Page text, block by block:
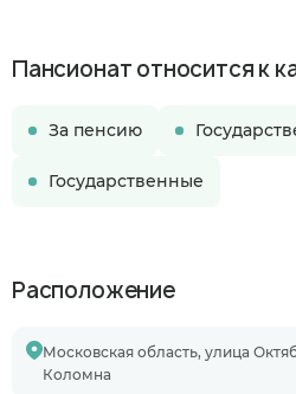
Пансионат относится к
За пенсию
Государственные
Расположение
Московская область, улица
Коломна